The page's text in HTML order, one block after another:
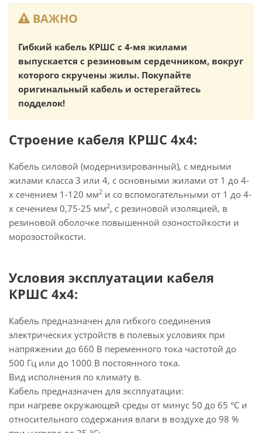
ВАЖНО
Гибкий кабель КРШС с 4-мя жилами
выпускается с резиновым сердечником, вокруг
которого скручены жилы. Покупайте
оригинальный кабель и остерегайтесь
подделок!
Строение кабеля КРШС 4x4:
Кабель силовой (модернизированный), с медными
жилами класса 3 или 4, с основными жилами от 1 до 4-
х сечением 1-120 мм2 и со вспомогательными от 1 до 4-
х сечением 0,75-25 мм2, с резиновой изоляцией, в
резиновой оболочке повышенной озоностойкости и
морозостойкости.
Условия эксплуатации кабеля
КРШС 4x4:
Кабель предназначен для гибкого соединения
электрических устройств в полевых условиях при
напряжении до 660 В переменного тока частотой до
500 Гц или до 1000 В постоянного тока.
Вид исполнения по климату в.
Кабель предназначен для эксплуатации:
при нагреве окружающей среды от минус 50 до 65 °С и
относительного содержания влаги в воздухе до 98 %